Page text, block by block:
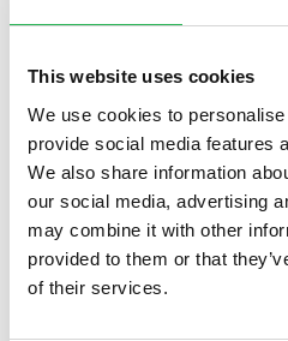
This website uses cookies
We use cookies to
provide social media features
We also share information
our social media, advertising
may combine it with other
provided to them or that
of their services.